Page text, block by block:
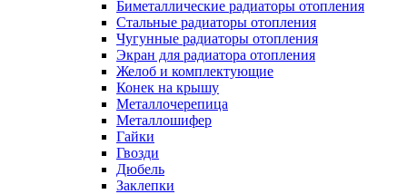
Биметаллические радиаторы отопления
Стальные радиаторы отопления
Чугунные радиаторы отопления
Экран для радиатора отопления
Желоб и комплектующие
Конек на крышу
Металлочерепица
Металлошифер
Гайки
Гвозди
Дюбель
Заклепки